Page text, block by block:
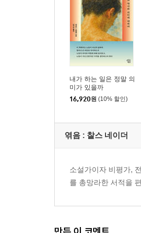
내가 하는 일은 정말 의
미가 있을까
16,920원 (10% 할인)
엮음 : 찰스 네이더
소설가이자 비평가,
를 총망라한 서적을